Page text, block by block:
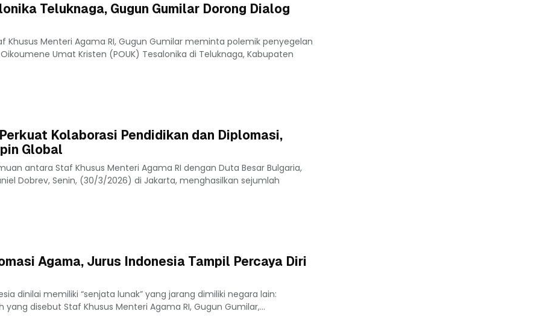
Teluknaga, Gugun Gumilar Dorong Dialog
Staf Khusus Menteri Agama RI, Gugun Gumilar meminta polemik penyegelan
Umat Kristen (POUK) Tesalonika di Teluknaga, Kabupaten
Kolaborasi Pendidikan dan Diplomasi,
Global
antara Staf Khusus Menteri Agama RI dengan Duta Besar Bulgaria,
Dobrev, Senin, (30/3/2026) di Jakarta, menghasilkan sejumlah
Agama, Jurus Indonesia Tampil Percaya Diri
dinilai memiliki “senjata lunak” yang jarang dimiliki negara lain:
disebut Staf Khusus Menteri Agama RI, Gugun Gumilar,...